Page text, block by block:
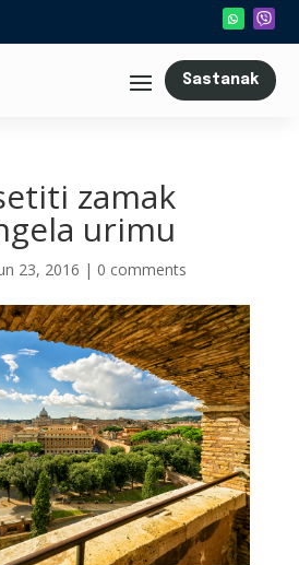
Sastanak
zamak
urimu
23, 2016 | 0 comments